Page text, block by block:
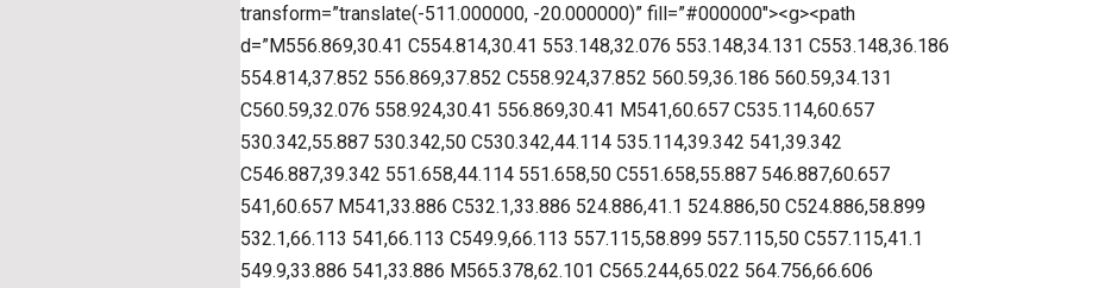
transform=”translate(-511.000000, -20.000000)” fill=”#000000″><g><path
d=”M556.869,30.41 C554.814,30.41 553.148,32.076 553.148,34.131 C553.148,36.186
554.814,37.852 556.869,37.852 C558.924,37.852 560.59,36.186 560.59,34.131
C560.59,32.076 558.924,30.41 556.869,30.41 M541,60.657 C535.114,60.657
530.342,55.887 530.342,50 C530.342,44.114 535.114,39.342 541,39.342
C546.887,39.342 551.658,44.114 551.658,50 C551.658,55.887 546.887,60.657
541,60.657 M541,33.886 C532.1,33.886 524.886,41.1 524.886,50 C524.886,58.899
532.1,66.113 541,66.113 C549.9,66.113 557.115,58.899 557.115,50 C557.115,41.1
549.9,33.886 541,33.886 M565.378,62.101 C565.244,65.022 564.756,66.606